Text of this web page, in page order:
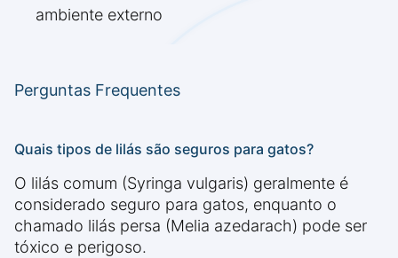
ambiente externo
Perguntas Frequentes
Quais tipos de lilás são seguros para gatos?
O lilás comum (Syringa vulgaris) geralmente é
considerado seguro para gatos, enquanto o
chamado lilás persa (Melia azedarach) pode ser
tóxico e perigoso.